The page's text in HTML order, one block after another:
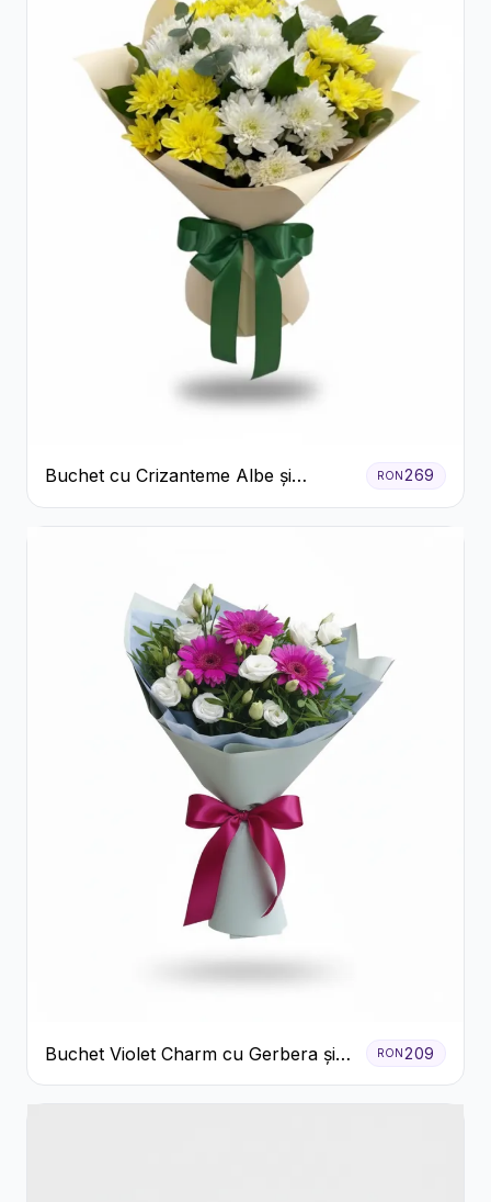
Buchet cu Crizanteme Albe și
Galbene
RON269
Buchet Violet Charm cu Gerbera și
Lisianthus Alb
RON 209